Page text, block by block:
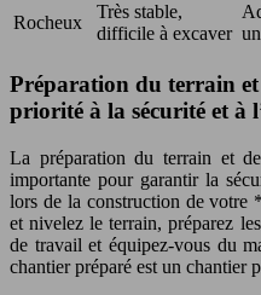
Rocheux
Très stable,
difficile à excaver
Préparation du terrain et
priorité à la sécurité et à
La préparation du terrain et
importante pour garantir la
lors de la construction de votre
et nivelez le terrain, préparez
de travail et équipez-vous du
chantier préparé est un chantier